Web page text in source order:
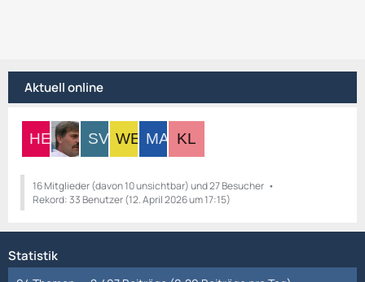
Aktuell online
16 Mitglieder (davon 10 unsichtbar) und 27 Besucher
Rekord: 33 Benutzer (12. April 2026 um 17:15)
Statistik